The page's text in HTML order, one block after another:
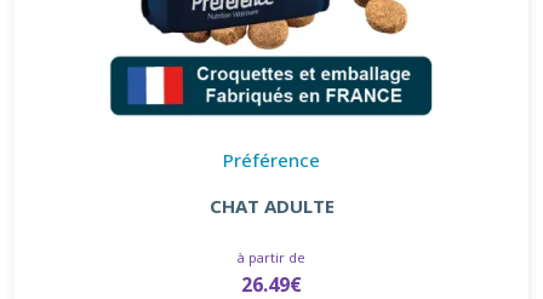
Préférence
CHAT ADULTE
à partir de
26.49€